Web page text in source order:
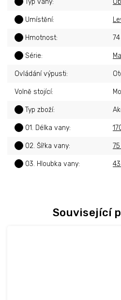
Související
Typ vany:
Umístění:
Hmotnost:
Série:
Ovládání výpusti:
Volně stojící:
Typ zboží:
01. Délka vany:
02. Šířka vany:
03. Hloubka vany: